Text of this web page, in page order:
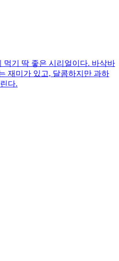
먹기 딱 좋은 시리얼이다. 바삭바
재미가 있고, 달콤하지만 과하
다.